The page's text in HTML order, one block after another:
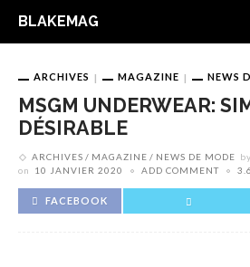
BLAKEMAG
ARCHIVES MAGAZINE NEWS
MSGM UNDERWEAR:
DÉSIRABLE
ARCHIVES MAGAZINE NEWS DE MODE by
on
10 JANVIER 2020 ADD COMMENT
FACEBOOK